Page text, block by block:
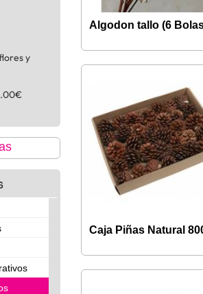
y
Algodon tallo (6
Caja Piñas Natural